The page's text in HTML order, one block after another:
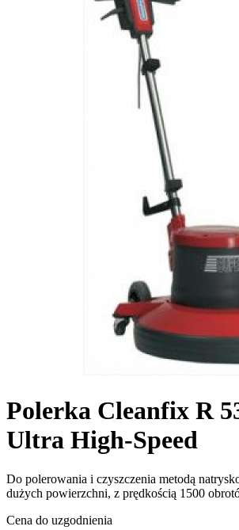
Polerka Cleanfix R
Ultra High-Speed
Do polerowania i czyszczenia metodą
dużych powierzchni, z prędkością 1500
Cena do uzgodnienia